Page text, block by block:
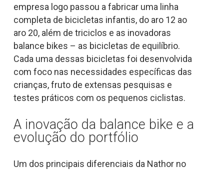
empresa logo passou a fabricar uma linha
completa de bicicletas infantis, do aro 12 ao
aro 20, além de triciclos e as inovadoras
balance bikes – as bicicletas de equilíbrio.
Cada uma dessas bicicletas foi desenvolvida
com foco nas necessidades específicas das
crianças, fruto de extensas pesquisas e
testes práticos com os pequenos ciclistas.
A inovação da balance bike e a
evolução do portfólio
Um dos principais diferenciais da Nathor no